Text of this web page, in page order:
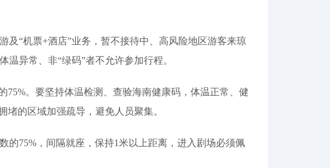
“机票+酒店”业务，暂不接待中、高风险地区游客来琼
异常、非“绿码”者不允许参加行程。
。要坚持体温检测、查验海南健康码，体温正常、健
的区域加强疏导，避免人员聚集。
75%，间隔就座，保持1米以上距离，进入剧场必须佩